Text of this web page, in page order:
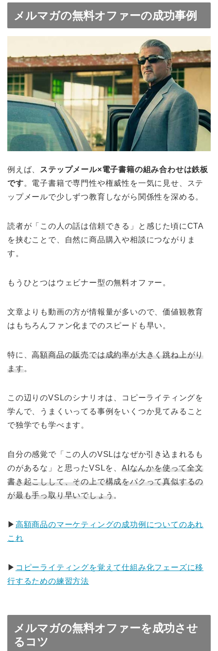
メルマガの無料オファーの成功事例
例えば、
ステップメール×電子書籍の組み合わせは鉄板
です。電子書籍で専門性や権威性を一気に見せ、ステ
ップメールで少しずつ教育しながら関係性を深める。
読者が「この人の話は信頼できる」と感じた頃にCTA
を挟むことで、自然に商品購入や相談につながりま
す。
もうひとつはウェビナー型の無料オファー。
文章よりも動画の方が情報量が多いので、価値観教育
はもちろんファン化までのスピードも早い。
特に、高額商品の販売では成約率が大きく跳ね上がり
ます。
この辺りのVSLのシナリオは、コピーライティングを
学んで、うまくいってる事例をいくつか見てみること
で独学でも学べます。
自分の感覚で「この人のVSLはなぜか引き込まれるも
のがあるな」と思ったVSLを、 AIなんかを使って全文
書き起こしして、その上で構成をパクって真似するの
が最も手っ取り早いでしょう。
▶︎ 高額商品のマーケティングの成功例についてのあれ
これ
▶︎ コピーライティングを覚えて仕組み化フェーズに移
行するための練習方法
メルマガの無料オファーを成功させ
るコツ